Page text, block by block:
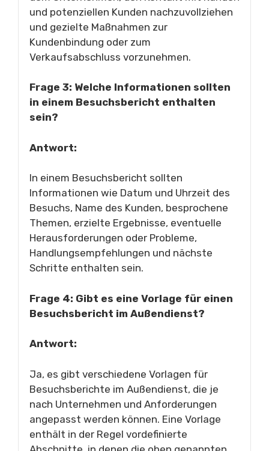
und potenziellen Kunden nachzuvollziehen
und gezielte Maßnahmen zur
Kundenbindung oder zum
Verkaufsabschluss vorzunehmen.
Frage 3: Welche Informationen sollten
in einem Besuchsbericht enthalten
sein?
Antwort:
In einem Besuchsbericht sollten
Informationen wie Datum und Uhrzeit des
Besuchs, Name des Kunden, besprochene
Themen, erzielte Ergebnisse, eventuelle
Herausforderungen oder Probleme,
Handlungsempfehlungen und nächste
Schritte enthalten sein.
Frage 4: Gibt es eine Vorlage für einen
Besuchsbericht im Außendienst?
Antwort:
Ja, es gibt verschiedene Vorlagen für
Besuchsberichte im Außendienst, die je
nach Unternehmen und Anforderungen
angepasst werden können. Eine Vorlage
enthält in der Regel vordefinierte